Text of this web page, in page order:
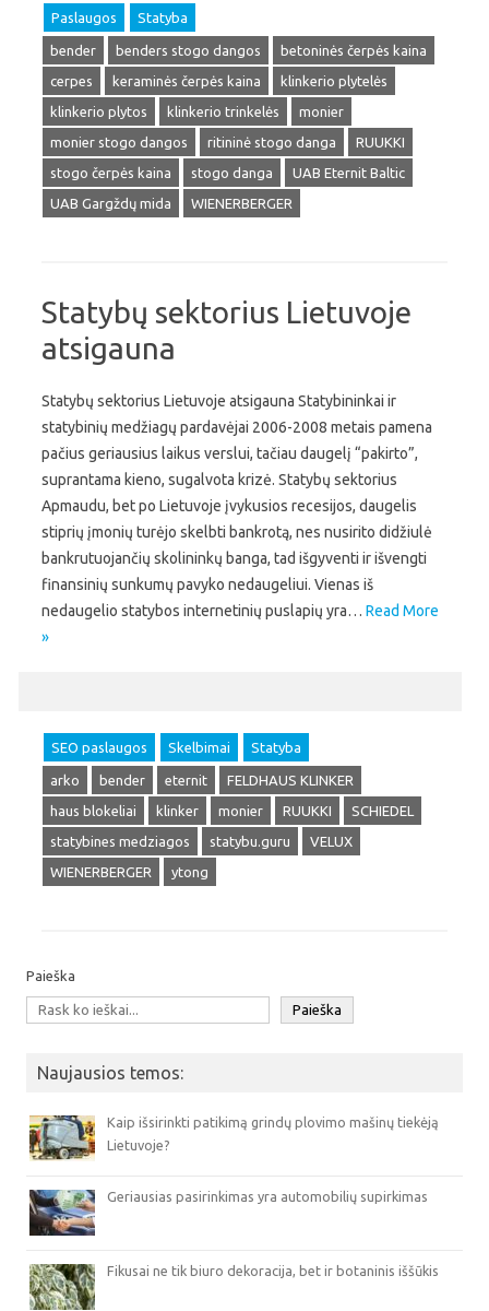
Paslaugos Statyba
bender benders stogo dangos
betoninės čerpės kaina
cerpes
keraminės čerpės kaina
klinkerio plytelės
klinkerio plytos
klinkerio trinkelės
monier
monier stogo dangos
ritininė stogo danga
RUUKKI
stogo čerpės kaina
stogo danga
UAB Eternit Baltic
UAB Gargždų mida
WIENERBERGER
Statybų sektorius Lietuvoje
atsigauna
Statybų sektorius Lietuvoje atsigauna Statybininkai ir
statybinių medžiagų pardavėjai 2006-2008 metais pamena
pačius geriausius laikus verslui, tačiau daugelį “pakirto”,
suprantama kieno, sugalvota krizė. Statybų sektorius
Apmaudu, bet po Lietuvoje įvykusios recesijos, daugelis
stiprių įmonių turėjo skelbti bankrotą, nes nusirito didžiulė
bankrutuojančių skolininkų banga, tad išgyventi ir išvengti
finansinių sunkumų pavyko nedaugeliui. Vienas iš
nedaugelio statybos internetinių puslapių yra… Read More
»
SEO paslaugos Skelbimai Statyba
arko bender eternit
FELDHAUS KLINKER
haus blokeliai
klinker monier RUUKKI
SCHIEDEL
statybines medziagos
statybu.guru
VELUX
WIENERBERGER
ytong
Paieška
Paieška
Naujausios temos:
Kaip išsirinkti patikimą grindų plovimo mašinų tiekėją
Lietuvoje?
Geriausias pasirinkimas yra automobilių supirkimas
Fikusai ne tik biuro dekoracija, bet ir botaninis iššūkis